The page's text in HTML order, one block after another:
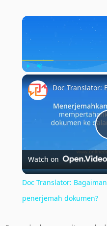
Play Unmute
Watch on
Doc Translator:
penerjemah dokumen?